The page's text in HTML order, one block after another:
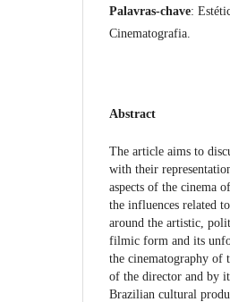
Palavras-chave:
Cinematografia.
Abstract
The article aims to
with their
aspects of the cinema
the influences related
around the artistic,
filmic form and its
the cinematography of
of the director and by
Brazilian cultural